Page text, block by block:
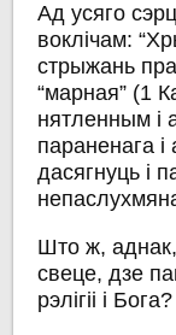
Ад усяго
воклічам:
стрыжань
“марная” (1
нятленным і
параненага
дасягнуць і
Што ж,
свеце, дзе
рэлігіі і Бога?